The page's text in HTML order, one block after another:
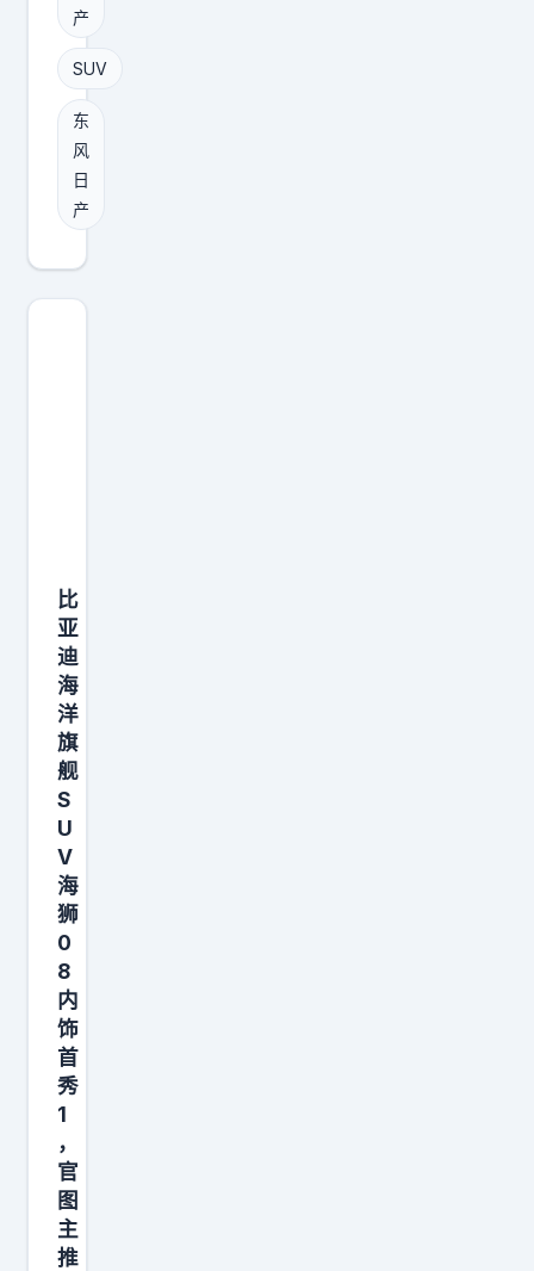
0
的
对
手
，
关
键
看
？
系
列
为
智
驾
，
还
有
路
血
在
一
起
对
比
，
换
作
是
你
会
冲
一
台
？
宜
？
N
X
来
了
一
款
新
的
电
动
S
U
V
N
X
7
，
价
格
比
自
家
的
入
门
产
SUV
东
风
日
产
比
亚
迪
海
洋
旗
舰
S
U
V
海
狮
0
8
内
饰
首
秀
1
，
官
图
主
推